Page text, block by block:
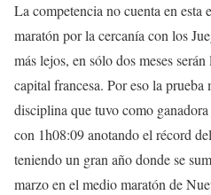
La competencia no cuenta en esta
maratón por la cercanía con los
más lejos, en sólo dos meses
capital francesa. Por eso la
disciplina que tuvo como
con 1h08:09 anotando el récord
teniendo un gran año donde se
marzo en el medio maratón de